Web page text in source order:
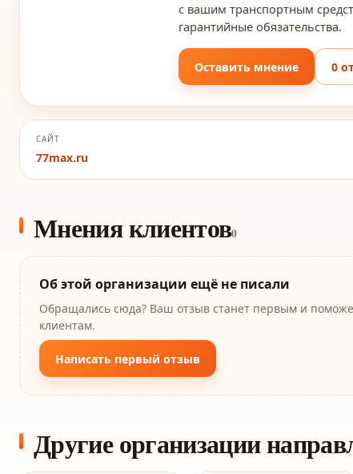
с вашим транспортным
гарантийные обязательства.
Оставить мнение 0
САЙТ
77max.ru
Мнения клиентов0
Об этой организации ещё не писали
Обращались сюда? Ваш отзыв станет первым и
клиентам.
Написать первый отзыв
Другие организации